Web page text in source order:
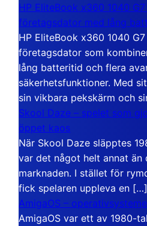
HP EliteBook x360 1040
företagsdator med lång
HP EliteBook x360 1040
företagsdator som
lång batteritid och flera
säkerhetsfunktioner. Med
sin vikbara pekskärm och
Skool Daze – spelet som
öppet kaos
När Skool Daze släpptes
var det något helt annat än
marknaden. I stället för
fick spelaren uppleva en […]
AmigaOS –
AmigaOS var ett av 1980-